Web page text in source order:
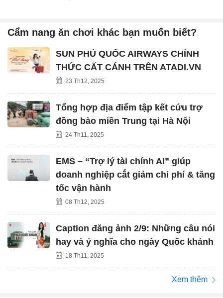
Cẩm nang ăn chơi khác bạn muốn biết?
SUN PHÚ QUỐC AIRWAYS CHÍNH
THỨC CẤT CÁNH TRÊN ATADI.VN
23 Th12, 2025
Tổng hợp địa điểm tập kết cứu trợ
đồng bào miền Trung tại Hà Nội
24 Th11, 2025
EMS – “Trợ lý tài chính AI” giúp
doanh nghiệp cắt giảm chi phí & tăng
tốc vận hành
08 Th12, 2025
Caption đăng ảnh 2/9: Những câu nói
hay và ý nghĩa cho ngày Quốc khánh
18 Th11, 2025
Xem thêm